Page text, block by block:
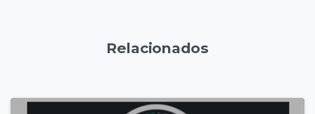
Relacionados